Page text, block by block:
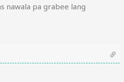
nawala pa grabee lang